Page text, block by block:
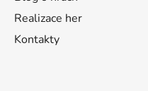
Realizace her
Kontakty